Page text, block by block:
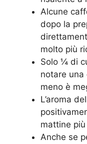
Alcune
dopo la
molto più
Solo ¼ di
notare
meno è
L’aroma
mattine
Anche se